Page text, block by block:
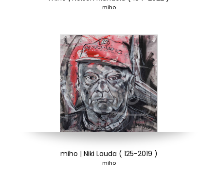
miho
miho | Niki Lauda ( 125-2019 )
miho